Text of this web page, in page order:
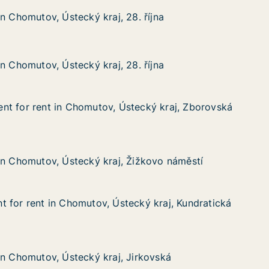
října
Ústecký kraj, 28. října
Chomutov, Ústecký kraj, 28. října
Chomutov, Ústecký kraj, 28. října
října
Ústecký kraj, 28. října
Chomutov, Ústecký kraj, 28. října
Chomutov, Ústecký kraj, 28. října
kraj, Zborovská
Chomutov, Ústecký kraj, Zborovská
for rent in Chomutov, Ústecký kraj, Zborovská
for rent in Chomutov, Ústecký kraj, Zborovská
náměstí
Ústecký kraj, Žižkovo náměstí
Chomutov, Ústecký kraj, Žižkovo náměstí
Chomutov, Ústecký kraj, Žižkovo náměstí
kraj, Kundratická
Chomutov, Ústecký kraj, Kundratická
for rent in Chomutov, Ústecký kraj, Kundratická
for rent in Chomutov, Ústecký kraj, Kundratická
Ústecký kraj, Jirkovská
Chomutov, Ústecký kraj, Jirkovská
Chomutov, Ústecký kraj, Jirkovská